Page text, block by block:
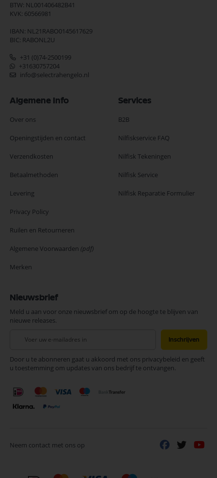
BTW: NL001406482B41
KVK: 60566981
IBAN: NL21RABO0145617629
BIC: RABONL2U
+31 (0)74-2500199
+31630757204
info@selectrahengelo.nl
Algemene Info
Over ons
Openingstijden en contact
Verzendkosten
Betaalmethoden
Levering
Privacy Policy
Ruilen en Retourneren
Algemene Voorwaarden (pdf)
Merken
Services
B2B
Nilfiskservice FAQ
Nilfisk Tekeningen
Nilfisk Service
Nilfisk Reparatie Formulier
Nieuwsbrief
Meld u aan voor onze nieuwsbrief om op de hoogte te blijven van
nieuwe releases.
onze
nieuwsbrief
Inschrijven
Door u te abonneren gaat u akkoord met ons privacybeleid en geeft
u toestemming om updates van ons bedrijf te ontvangen.
Neem contact met ons op